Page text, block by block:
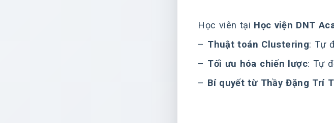
Học viên tại Học viện DNT
– Thuật toán Clustering: Tự
– Tối ưu hóa chiến lược: Tự
– Bí quyết từ Thầy Đặng Trí